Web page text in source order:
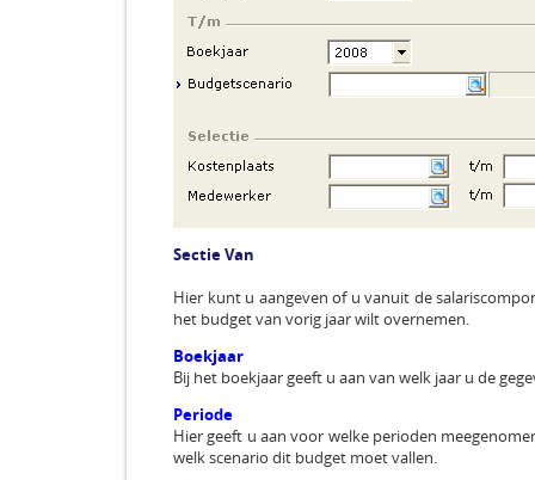
Sectie Van
Hier kunt u aangeven of u vanuit de
het budget van vorig jaar wilt overnemen.
Boekjaar
Bij het boekjaar geeft u aan van welk jaar u de
Periode
Hier geeft u aan voor welke perioden
welk scenario dit budget moet vallen.